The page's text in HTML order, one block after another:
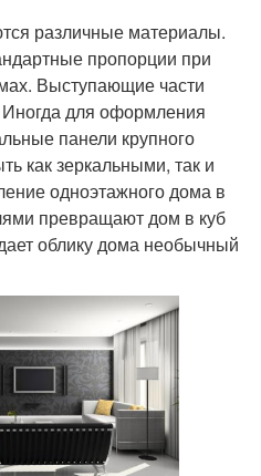
различные материалы.
пропорции при
Выступающие части
для оформления
панели крупного
как зеркальными, так и
одноэтажного дома в
превращают дом в куб
облику дома необычный